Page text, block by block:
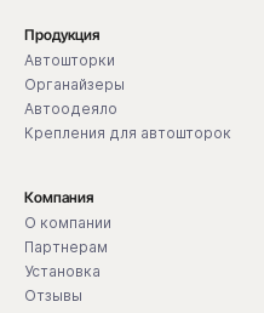
Продукция
Автошторки
Органайзеры
Автоодеяло
Крепления для автошторок
Компания
О компании
Партнерам
Установка
Отзывы